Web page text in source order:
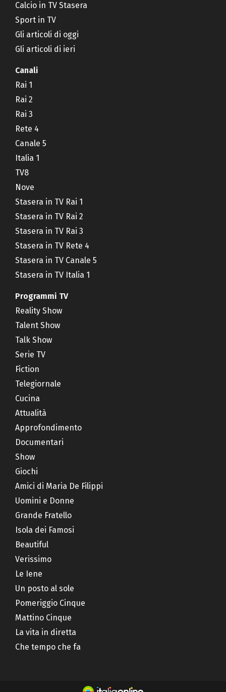
Calcio in TV Stasera
Sport in TV
Gli articoli di oggi
Gli articoli di ieri
Canali
Rai 1
Rai 2
Rai 3
Rete 4
Canale 5
Italia 1
TV8
Nove
Stasera in TV Rai 1
Stasera in TV Rai 2
Stasera in TV Rai 3
Stasera in TV Rete 4
Stasera in TV Canale 5
Stasera in TV Italia 1
Programmi TV
Reality Show
Talent Show
Talk Show
Serie TV
Fiction
Telegiornale
Cucina
Attualità
Approfondimento
Documentari
Show
Giochi
Amici di Maria De Filippi
Uomini e Donne
Grande Fratello
Isola dei Famosi
Beautiful
Verissimo
Le Iene
Un posto al sole
Pomeriggio Cinque
Mattino Cinque
La vita in diretta
Che tempo che fa